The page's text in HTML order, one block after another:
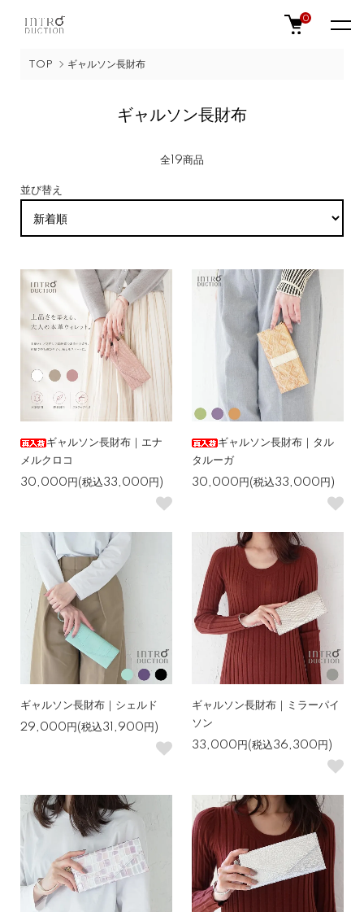
0
TOP ギャルソン長財布
ギャルソン長財布
全19商品
並び替え
ギャルソン長財布｜エナ
メルクロコ
30,000円(税込33,000円)
ギャルソン長財布｜タル
タルーガ
30,000円(税込33,000円)
ギャルソン長財布｜シェルド
29,000円(税込31,900円)
ギャルソン長財布｜ミラーパイ
ソン
33,000円(税込36,300円)